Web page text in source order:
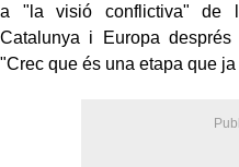
a "la visió conflictiva" de
Catalunya i Europa
"Crec que és una etapa que